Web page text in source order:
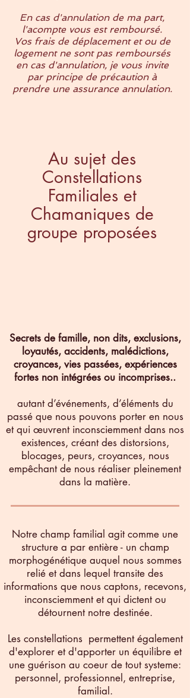
En cas d'annulation de ma part,
l'acompte vous est remboursé.
Vos frais de déplacement et ou de
logement ne sont pas remboursés
en cas d'annulation, je vous invite
par principe de précaution à
prendre une assurance annulation.
Au sujet des
Constellations
Familiales et
Chamaniques de
groupe proposées
Secrets de famille, non dits, exclusions,
loyautés, accidents, malédictions,
croyances, vies passées, expériences
fortes non intégrées ou incomprises..
autant d’événements, d’éléments du
passé que nous pouvons porter en nous
et qui œuvrent inconsciemment dans nos
existences, créant des distorsions,
blocages, peurs, croyances, nous
empêchant de nous réaliser pleinement
dans la matière.
Notre champ familial agit comme une
structure a par entière - un champ
morphogénétique auquel nous sommes
relié et dans lequel transite des
informations que nous captons, recevons,
inconsciemment et qui dictent ou
détournent notre destinée.
Les constellations permettent également
d'explorer et d'apporter un équilibre et
une guérison au coeur de tout systeme:
personnel, professionnel, entreprise,
familial.